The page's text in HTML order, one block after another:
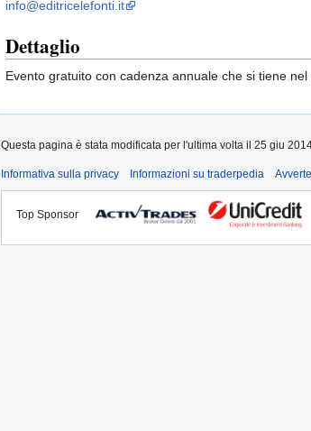
info@editricelefonti.it
Dettaglio
Evento gratuito con cadenza annuale che si tiene
Questa pagina è stata modificata per l'ultima volta il 25 giu
Informativa sulla privacy Informazioni su traderpedia
Top Sponsor